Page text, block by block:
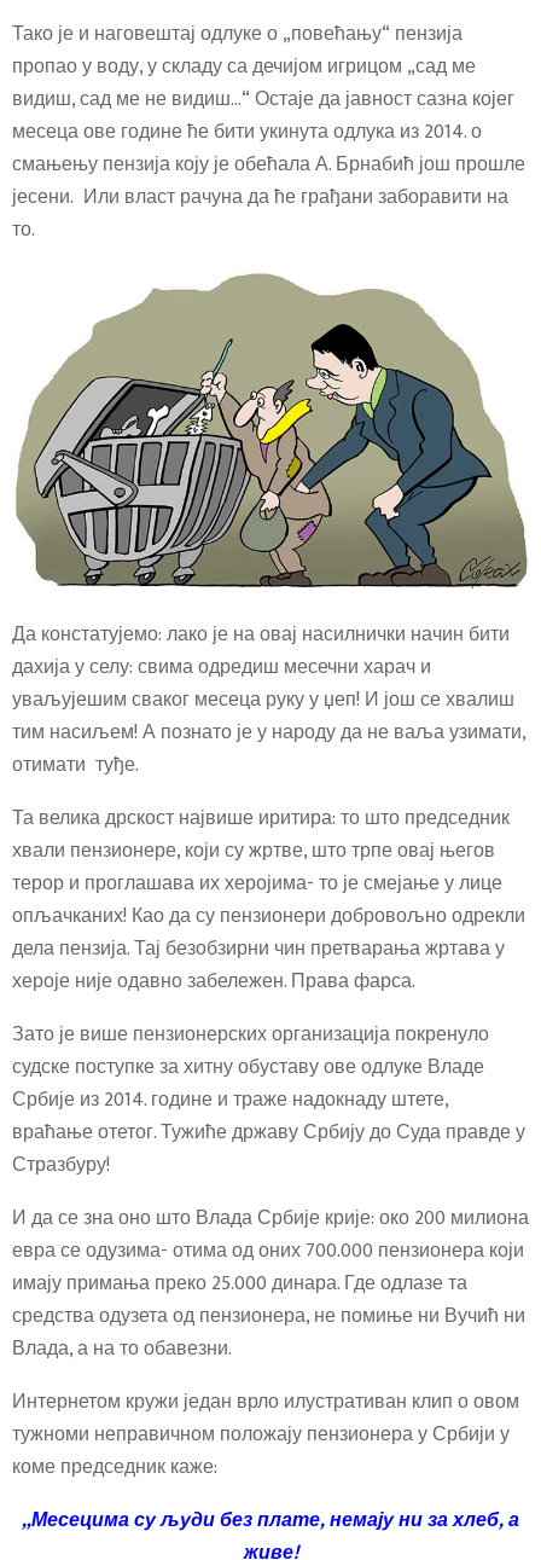
Тако је и наговештај одлуке о „повећању“ пензија
пропао у воду, у складу са дечијом игрицом „сад ме
видиш, сад ме не видиш…“ Остаје да јавност сазна којег
месеца ове године ће бити укинута одлука из 2014. о
смањењу пензија коју је обећала А. Брнабић још прошле
јесени. Или власт рачуна да ће грађани заборавити на
то.
Да констатујемо: лако је на овај насилнички начин бити
дахија у селу: свима одредиш месечни харач и
уваљујешим сваког месеца руку у џеп! И још се хвалиш
тим насиљем! А познато је у народу да не ваља узимати,
отимати туђе.
Та велика дрскост највише иритира: то што председник
хвали пензионере, који су жртве, што трпе овај његов
терор и проглашава их херојима- то је смејање у лице
опљачканих! Као да су пензионери добровољно одрекли
дела пензија. Тај безобзирни чин претварања жртава у
хероје није одавно забележен. Права фарса.
Зато је више пензионерских организација покренуло
судске поступке за хитну обуставу ове одлуке Владе
Србије из 2014. године и траже надокнаду штете,
враћање отетог. Тужиће државу Србију до Суда правде у
Стразбуру!
И да се зна оно што Влада Србије крије: око 200 милиона
евра се одузима- отима од оних 700.000 пензионера који
имају примања преко 25.000 динара. Где одлазе та
средства одузета од пензионера, не помиње ни Вучић ни
Влада, а на то обавезни.
Интернетом кружи један врло илустративан клип о овом
тужноми неправичном положају пензионера у Србији у
коме председник каже:
„Месецима су људи без плате, немају ни за хлеб, а
живе!